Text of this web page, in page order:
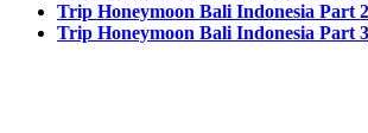
Trip Honeymoon Bali Indonesia Part 2
Trip Honeymoon Bali Indonesia Part 3